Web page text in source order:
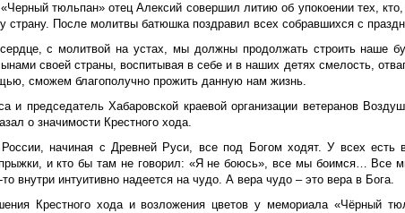
тюльпан» отец Алексий совершил литию об упокоении тех,
страну. После молитвы батюшка поздравил всех собравшихся с
с молитвой на устах, мы должны продолжать строить наше
своей страны, воспитывая в себе и в наших детях смелость,
сможем благополучно прожить данную нам жизнь.
и председатель Хабаровской краевой организации ветеранов
о значимости Крестного хода.
начиная с Древней Руси, все под Богом ходят. У всех
и кто бы там не говорил: «Я не боюсь», все мы боимся… Все
то внутри интуитивно надеется на чудо. А вера чудо – это вера в Бога.
Крестного хода и возложения цветов у мемориала «Чёрный